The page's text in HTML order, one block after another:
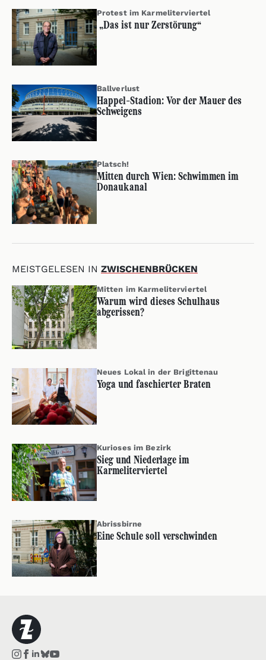
Protest im Karmeliterviertel
„Das ist nur Zerstörung“
Ballverlust
Happel-Stadion: Vor der Mauer des
Schweigens
Platsch!
Mitten durch Wien: Schwimmen im
Donaukanal
MEISTGELESEN IN ZWISCHENBRÜCKEN
Mitten im Karmeliterviertel
Warum wird dieses Schulhaus
abgerissen?
Neues Lokal in der Brigittenau
Yoga und faschierter Braten
Kurioses im Bezirk
Sieg und Niederlage im
Karmeliterviertel
Abrissbirne
Eine Schule soll verschwinden